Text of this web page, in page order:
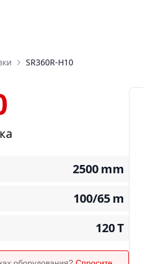
SR360R-H10
2500mm
100/65m
120T